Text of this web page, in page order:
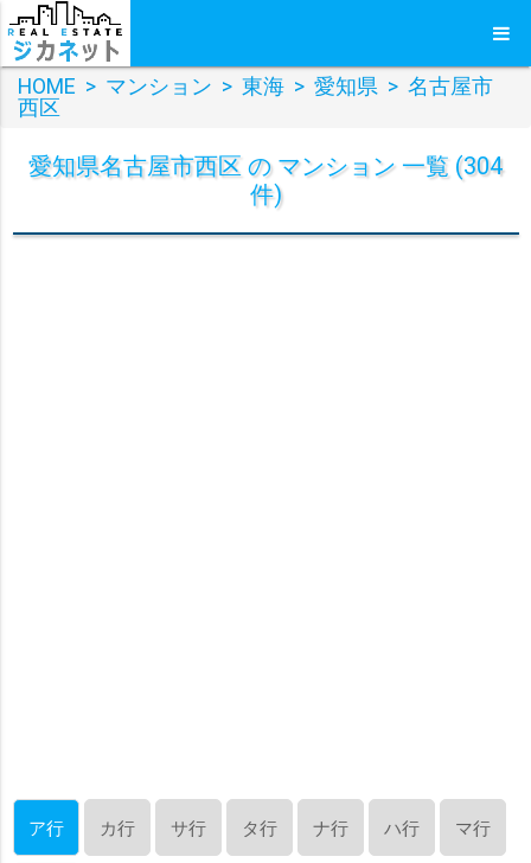
HOME > マンション > 東海 > 愛知県 > 名古屋市
西区
愛知県名古屋市西区 の マンション 一覧 (304
件)
ア行 カ行 サ行 タ行 ナ行 ハ行 マ行